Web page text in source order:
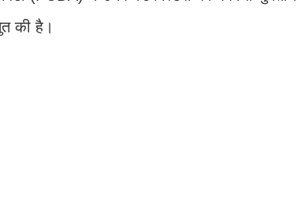
की है।